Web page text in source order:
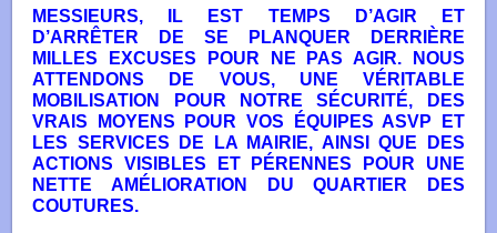
MESSIEURS, IL EST TEMPS D’AGIR ET
D’ARRÊTER DE SE PLANQUER DERRIÈRE
MILLES EXCUSES POUR NE PAS AGIR. NOUS
ATTENDONS DE VOUS, UNE VÉRITABLE
MOBILISATION POUR NOTRE SÉCURITÉ, DES
VRAIS MOYENS POUR VOS ÉQUIPES ASVP ET
LES SERVICES DE LA MAIRIE, AINSI QUE DES
ACTIONS VISIBLES ET PÉRENNES POUR UNE
NETTE AMÉLIORATION DU QUARTIER DES
COUTURES.